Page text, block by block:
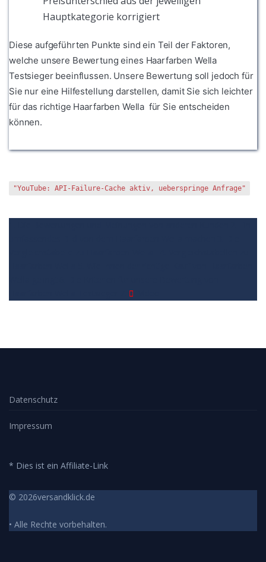
Hauptkategorie korrigiert
Diese aufgeführten Punkte sind ein Teil der Faktoren,
welche unsere Bewertung eines Haarfarben Wella
Testsieger beeinflussen. Unsere Bewertung soll jedoch für
Sie nur eine Hilfestellung darstellen, damit Sie sich leichter
für das richtige Haarfarben Wella für Sie entscheiden
können.
"YouTube: API-Failure-Cache aktiv, ueberspringe Anfrage"
Datenschutz
Impressum
* Dies ist ein Affiliate-Link
© 2026versandklick.de
• Alle Rechte vorbehalten.